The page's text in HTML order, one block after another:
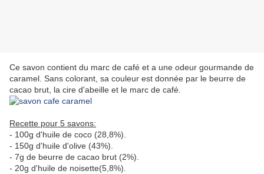
Ce savon contient du marc de café et a une odeur gourmande de
caramel. Sans colorant, sa couleur est donnée par le beurre de
cacao brut, la cire d'abeille et le marc de café.
Recette pour 5 savons:
- 100g d'huile de coco (28,8%).
- 150g d'huile d'olive (43%).
- 7g de beurre de cacao brut (2%).
- 20g d'huile de noisette(5,8%).